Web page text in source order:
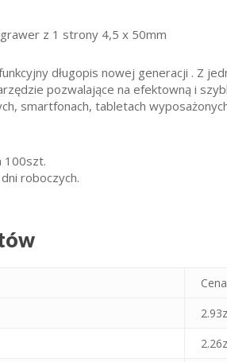
z 1 strony 4,5 x 50mm
długopis nowej generacji . Z
pozwalające na efektowną i
smartfonach, tabletach
100szt.
roboczych.
Cena
2.93
2.26